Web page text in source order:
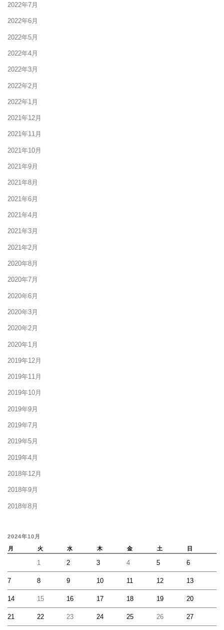
2022年7月
2022年6月
2022年5月
2022年4月
2022年3月
2022年2月
2022年1月
2021年12月
2021年11月
2021年10月
2021年9月
2021年8月
2021年6月
2021年4月
2021年3月
2021年2月
2020年8月
2020年7月
2020年6月
2020年3月
2020年2月
2020年1月
2019年12月
2019年11月
2019年10月
2019年9月
2019年7月
2019年5月
2019年4月
2018年12月
2018年9月
2018年8月
2024年10月
月
火 水 木 金 土 日
1 2 3 4 5 6
7 8 9 10 11 12 13
14 15 16 17 18 19 20
21 22 23 24 25 26 27